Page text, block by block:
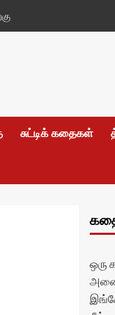
சுட்டிக் கதைகள்
ஒரு